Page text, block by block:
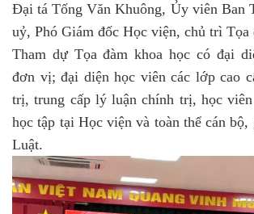
Đại tá Tống Văn Khuông, Ủy viên Ban
uỷ, Phó Giám đốc Học viện, chủ trì Tọa
Tham dự Tọa đàmkhoa học có đại
đơn vị; đại diện học viên các lớp cao
trị, trung cấp lý luận chính trị, học
học tập tại Học viện và toàn thể cán bộ,
Luật.